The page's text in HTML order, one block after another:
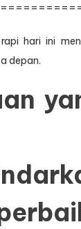
hari ini
depan.